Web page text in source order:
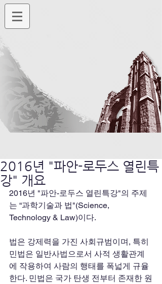
2016년 "파안-로두스 열린특
강" 개요
2016년 "파안-로두스 열린특강"의 주제
는 “과학기술과 법"(Science,
Technology & Law)이다.
법은 강제력을 가진 사회규범이며, 특히
민법은 일반사법으로서 사적 생활관계
에 작용하여 사람의 행태를 폭넓게 규율
한다. 민법은 국가 탄생 전부터 존재한 원